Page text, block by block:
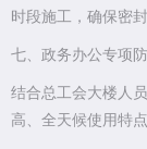
时段施工，确保密
七、政务办公专项
结合总工会大楼人
高、全天候使用特